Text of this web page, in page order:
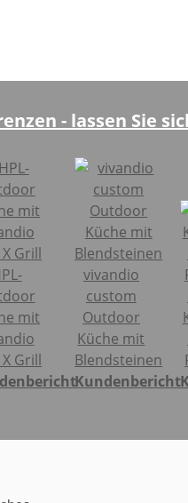
- lassen Sie
mit
Grill
vivandio
custom
Outdoor
Küche mit
Blendsteinen
Kundenbericht